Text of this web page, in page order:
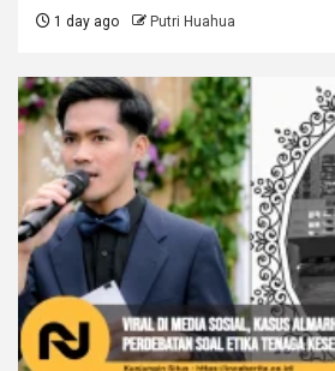
1 day ago Putri Huahua